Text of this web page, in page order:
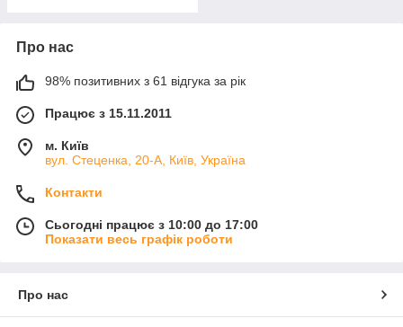
Про нас
98% позитивних з 61 відгука за рік
Працює з 15.11.2011
м. Київ
вул. Стеценка, 20-А, Київ, Україна
Контакти
Сьогодні працює з 10:00 до 17:00
Показати весь графік роботи
Про нас